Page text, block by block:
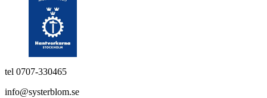
tel 0707-330465
info@systerblom.se